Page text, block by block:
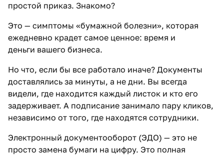
простой приказ. Знакомо?
Это — симптомы «бумажной болезни», которая
ежедневно крадет самое ценное: время и
деньги вашего бизнеса.
Но что, если бы все работало иначе? Документы
доставлялись за минуты, а не дни. Вы всегда
видели, где находится каждый листок и кто его
задерживает. А подписание занимало пару кликов,
независимо от того, где находятся сотрудники.
Электронный документооборот (ЭДО) — это не
просто замена бумаги на цифру. Это полная